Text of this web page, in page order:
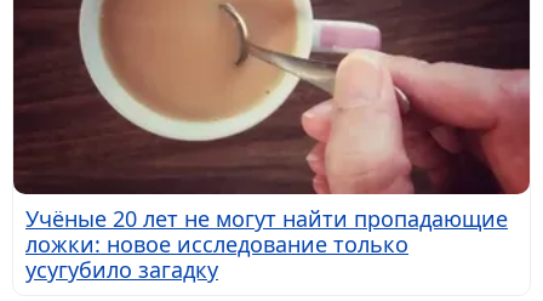
Учёные 20 лет не могут найти пропадающие
ложки: новое исследование только
усугубило загадку